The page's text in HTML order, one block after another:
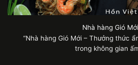
Nhà hàng Gió Mới
“Nhà hàng Gió Mới – Thưởng thức
trong không gian